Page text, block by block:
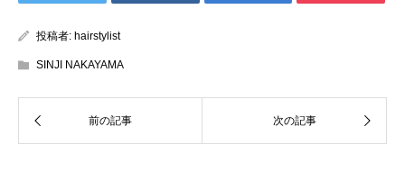
投稿者: hairstylist
SINJI NAKAYAMA